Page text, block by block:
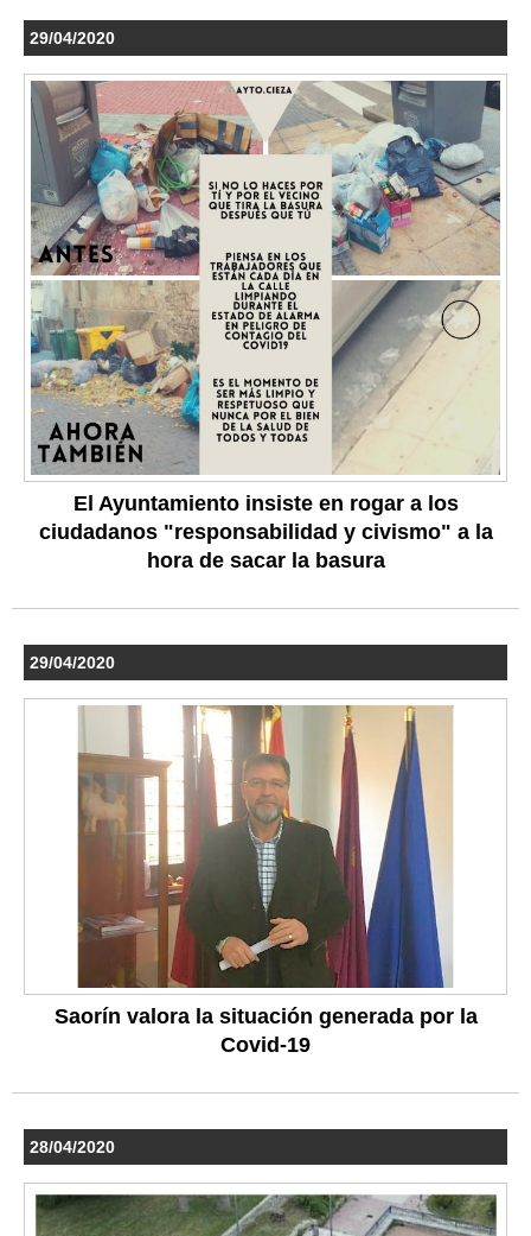
29/04/2020
El Ayuntamiento insiste en rogar a los
ciudadanos "responsabilidad y civismo" a la
hora de sacar la basura
29/04/2020
Saorín valora la situación generada por la
Covid-19
28/04/2020